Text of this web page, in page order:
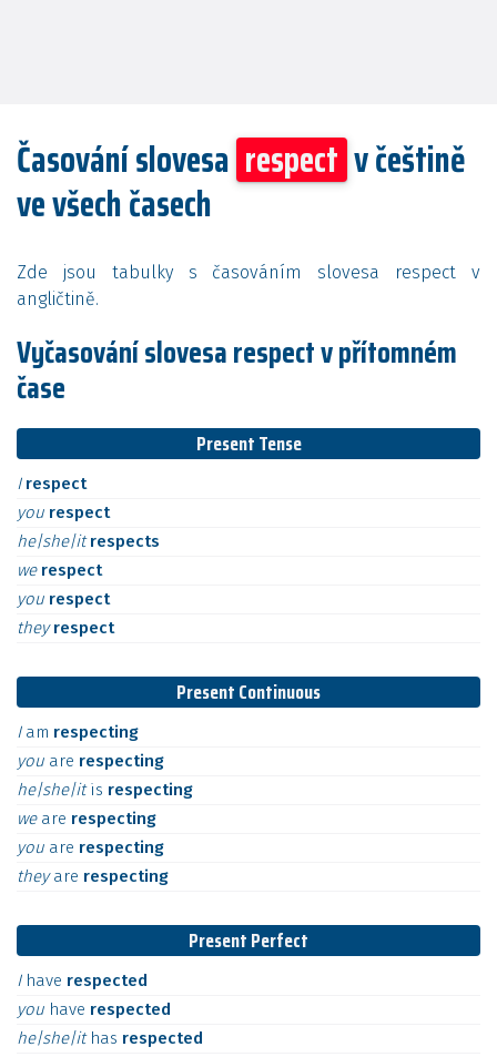
Časování slovesa respect v češtině
ve všech časech
Zde jsou tabulky s časováním slovesa respect v
angličtině.
Vyčasování slovesa respect v přítomném
čase
Present Tense
I respect
you respect
he|she|itrespects
we respect
you respect
theyrespect
Present Continuous
I am respecting
you are respecting
he|she|itis respecting
we are respecting
you are respecting
theyare respecting
Present Perfect
I have respected
you have respected
he|she|it has respected